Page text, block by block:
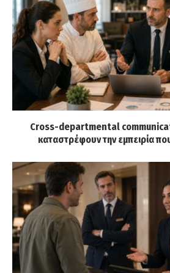
Cross-departmental
καταστρέφουν την εμπειρία